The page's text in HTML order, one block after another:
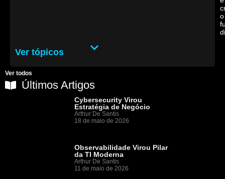
o
Ver tópicos
Últimos Artigos
Ver todos
Cybersecurity Virou
Estratégia de Negócio
Arthur De Santis
18 de maio de 2026
Observabilidade Virou Pilar
da TI Moderna
Arthur De Santis
11 de maio de 2026